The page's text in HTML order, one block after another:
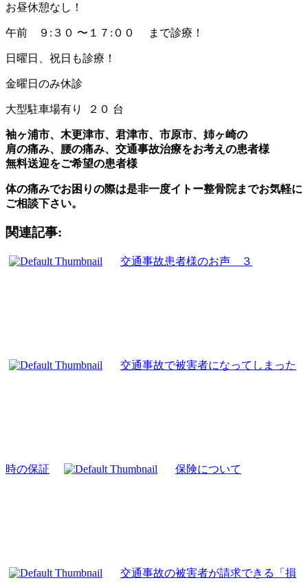
お昼休憩なし！
午前 ９:３０ 〜１７:００ まで診療！
日曜日、祝日も診療！
金曜日のみ休診
大型駐車場有り ２０ 台
袖ヶ浦市、木更津市、君津市、市原市、姉ヶ崎の
肩の痛み、腰の痛み、交通事故治療をお考えの患者様
無料送迎をご希望の患者様
体の痛みでお困りの際は是非一度イトー整骨院までお気軽に
ご相談下さい。
関連記事:
交通事故患者様のお声 ３
交通事故で被害者になってしまった
時の保証 保険について
交通事故の被害者が請求できる「損